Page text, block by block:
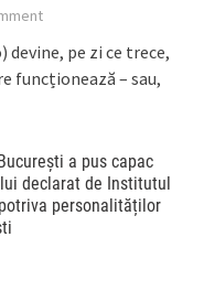
devine, pe zi ce trece,
funcționează – sau,
a pus capac
declarat de Institutul
personalităților